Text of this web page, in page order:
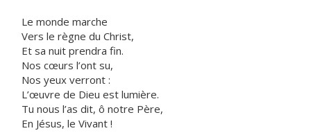
Le monde marche
Vers le règne du Christ,
Et sa nuit prendra fin.
Nos cœurs l’ont su,
Nos yeux verront :
L’œuvre de Dieu est lumière.
Tu nous l’as dit, ô notre Père,
En Jésus, le Vivant !